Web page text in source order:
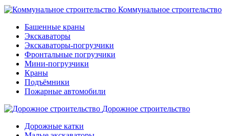
Коммунальное строительство
Башенные краны
Экскаваторы
Экскаваторы-погрузчики
Фронтальные погрузчики
Мини-погрузчики
Краны
Подъёмники
Пожарные автомобили
Дорожное строительство
Дорожные катки